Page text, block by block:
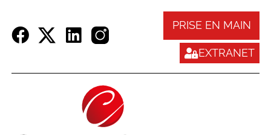
PRISE EN MAIN
EXTRANET